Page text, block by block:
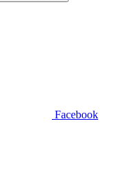
Facebook